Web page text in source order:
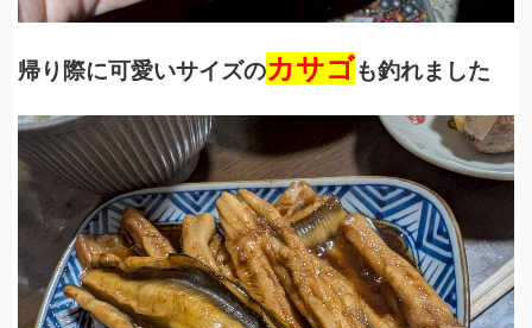
帰り際に可愛いサイズのカサゴも釣れました